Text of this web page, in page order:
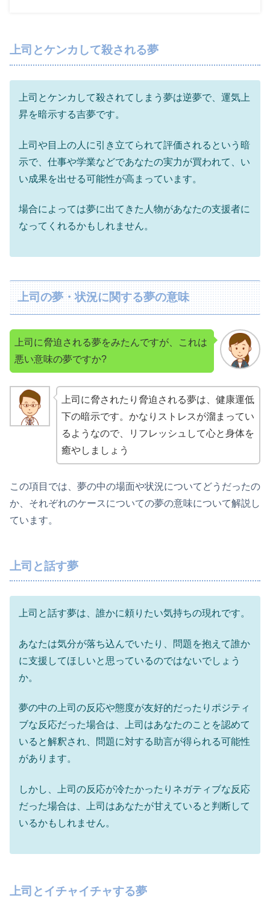
上司とケンカして殺される夢
上司とケンカして殺されてしまう夢は逆夢で、運気上
昇を暗示する吉夢です。
上司や目上の人に引き立てられて評価されるという暗
示で、仕事や学業などであなたの実力が買われて、い
い成果を出せる可能性が高まっています。
場合によっては夢に出てきた人物があなたの支援者に
なってくれるかもしれません。
上司の夢・状況に関する夢の意味
上司に脅迫される夢をみたんですが、これは
悪い意味の夢ですか?
上司に脅されたり脅迫される夢は、健康運低
下の暗示です。かなりストレスが溜まってい
るようなので、リフレッシュして心と身体を
癒やしましょう
この項目では、夢の中の場面や状況についてどうだったの
か、それぞれのケースについての夢の意味について解説し
ています。
上司と話す夢
上司と話す夢は、誰かに頼りたい気持ちの現れです。
あなたは気分が落ち込んでいたり、問題を抱えて誰か
に支援してほしいと思っているのではないでしょう
か。
夢の中の上司の反応や態度が友好的だったりポジティ
ブな反応だった場合は、上司はあなたのことを認めて
いると解釈され、問題に対する助言が得られる可能性
があります。
しかし、上司の反応が冷たかったりネガティブな反応
だった場合は、上司はあなたが甘えていると判断して
いるかもしれません。
上司とイチャイチャする夢